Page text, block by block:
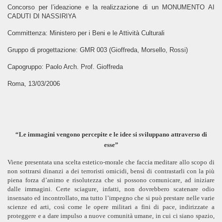
Concorso per l’ideazione e la realizzazione di un MONUMENTO AI
CADUTI DI NASSIRIYA
Committenza: Ministero per i Beni e le Attività Culturali
Gruppo di progettazione: GMR 003 (Gioffreda, Morsello, Rossi)
Capogruppo: Paolo Arch. Prof. Gioffreda
Roma, 13/03/2006
“Le immagini vengono percepite e le idee si sviluppano attraverso di
esse”
Viene presentata una scelta estetico-morale che faccia meditare allo scopo di
non sottrarsi dinanzi a dei terroristi omicidi, bensì di contrastarli con la più
piena forza d’animo e risolutezza che si possono comunicare, ad iniziare
dalle immagini. Certe sciagure, infatti, non dovrebbero scatenare odio
insensato ed incontrollato, ma tutto l’impegno che si può prestare nelle varie
scienze ed arti, così come le opere militari a fini di pace, indirizzate a
proteggere e a dare impulso a nuove comunità umane, in cui ci siano spazio,